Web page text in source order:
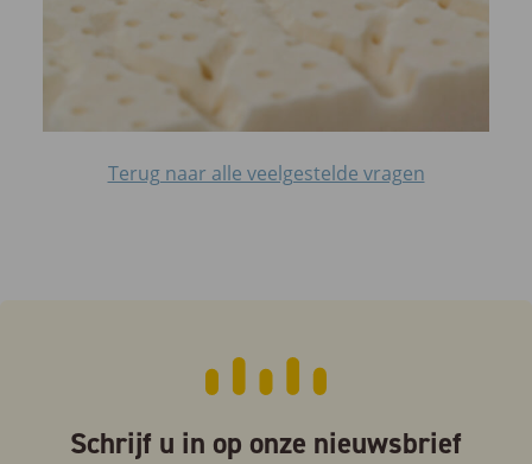
Terug naar alle veelgestelde vragen
Schrijf u in op onze nieuwsbrief